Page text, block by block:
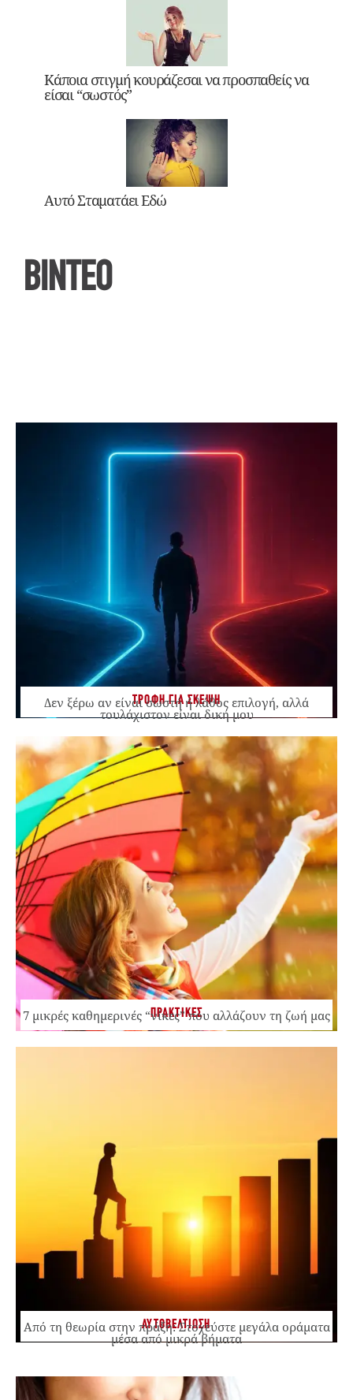
Κάποια στιγμή κουράζεσαι να προσπαθείς να
είσαι “σωστός”
Αυτό Σταματάει Εδώ
ΒΙΝΤΕΟ
ΤΡΟΦΗ ΓΙΑ ΣΚΕΨΗ
Δεν ξέρω αν είναι σωστή ή λάθος επιλογή, αλλά
τουλάχιστον είναι δική μου
ΠΡΑΚΤΙΚΕΣ
7 μικρές καθημερινές “νίκες” που αλλάζουν τη ζωή μας
ΑΥΤΟΒΕΛΤΙΩΣΗ
Από τη θεωρία στην πράξη: Στοχεύστε μεγάλα οράματα
μέσα από μικρά βήματα